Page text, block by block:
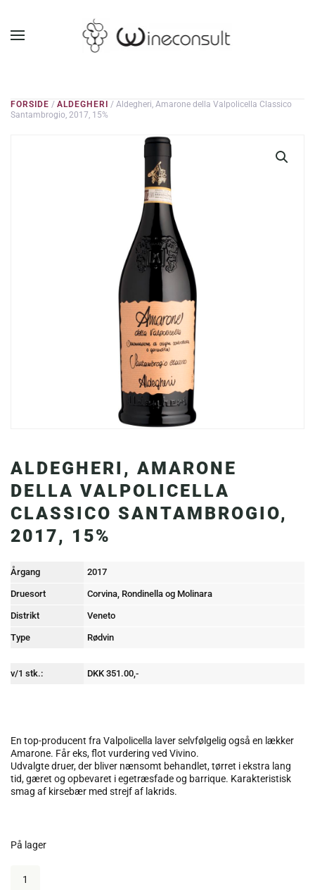
GÅ TIL HOVEDINDHOLD
FORSIDE / ALDEGHERI / Aldegheri, Amarone della Valpolicella Classico
Santambrogio, 2017, 15%
ALDEGHERI, AMARONE
DELLA VALPOLICELLA
CLASSICO SANTAMBROGIO,
2017, 15%
Årgang 2017
Druesort Corvina, Rondinella og Molinara
Distrikt Veneto
Type Rødvin
v/1 stk.: DKK 351.00,-
En top-producent fra Valpolicella laver selvfølgelig også en lækker
Amarone. Får eks, flot vurdering ved Vivino.
Udvalgte druer, der bliver nænsomt behandlet, tørret i ekstra lang
tid, gæret og opbevaret i egetræsfade og barrique. Karakteristisk
smag af kirsebær med strejf af lakrids.
På lager
Amarone